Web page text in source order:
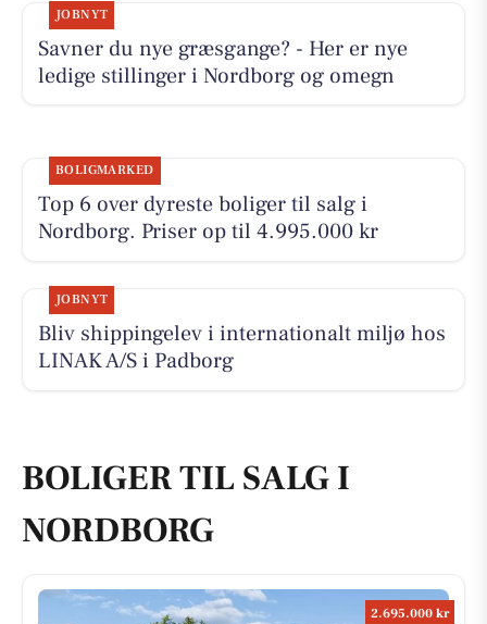
JOBNYT
Savner du nye græsgange? - Her er nye
ledige stillinger i Nordborg og omegn
BOLIGMARKED
Top 6 over dyreste boliger til salg i
Nordborg. Priser op til 4.995.000 kr
JOBNYT
Bliv shippingelev i internationalt miljø hos
LINAK A/S i Padborg
BOLIGER TIL SALG I
NORDBORG
2.695.000 kr